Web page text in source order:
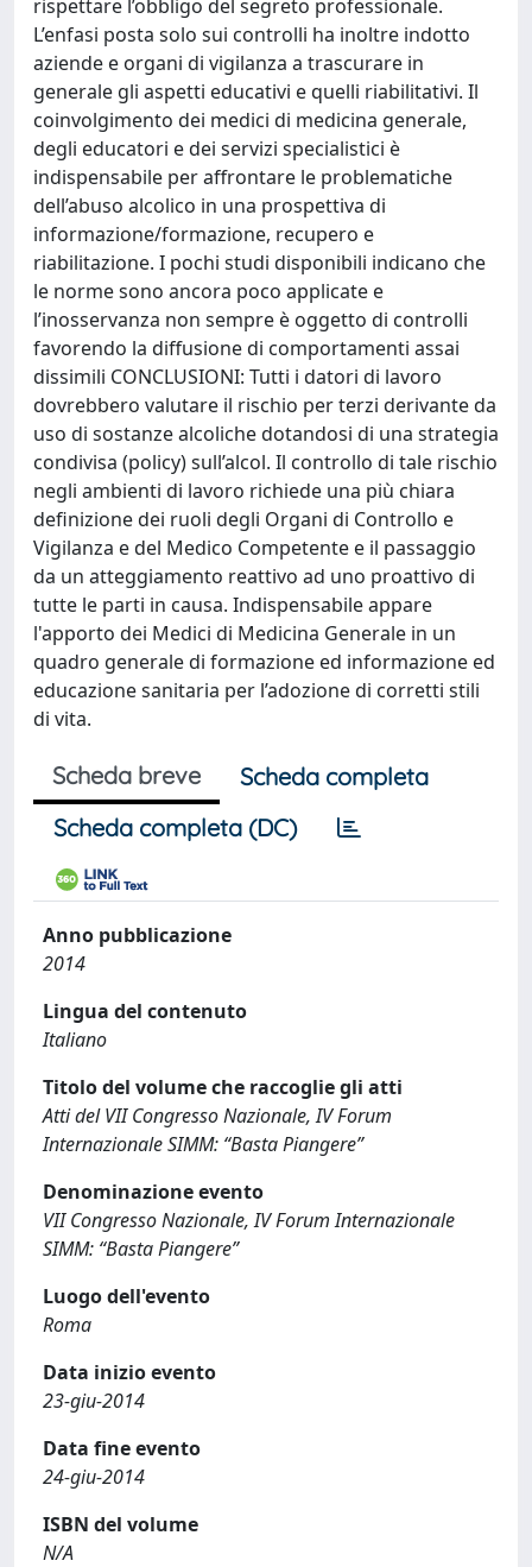
rispettare l’obbligo del segreto professionale.
L’enfasi posta solo sui controlli ha inoltre indotto
aziende e organi di vigilanza a trascurare in
generale gli aspetti educativi e quelli riabilitativi. Il
coinvolgimento dei medici di medicina generale,
degli educatori e dei servizi specialistici è
indispensabile per affrontare le problematiche
dell’abuso alcolico in una prospettiva di
informazione/formazione, recupero e
riabilitazione. I pochi studi disponibili indicano che
le norme sono ancora poco applicate e
l’inosservanza non sempre è oggetto di controlli
favorendo la diffusione di comportamenti assai
dissimili CONCLUSIONI: Tutti i datori di lavoro
dovrebbero valutare il rischio per terzi derivante da
uso di sostanze alcoliche dotandosi di una strategia
condivisa (policy) sull’alcol. Il controllo di tale rischio
negli ambienti di lavoro richiede una più chiara
definizione dei ruoli degli Organi di Controllo e
Vigilanza e del Medico Competente e il passaggio
da un atteggiamento reattivo ad uno proattivo di
tutte le parti in causa. Indispensabile appare
l'apporto dei Medici di Medicina Generale in un
quadro generale di formazione ed informazione ed
educazione sanitaria per l’adozione di corretti stili
di vita.
Scheda breve
Scheda completa
Scheda completa (DC)
Anno pubblicazione
2014
Lingua del contenuto
Italiano
Titolo del volume che raccoglie gli atti
Atti del VII Congresso Nazionale, IV Forum
Internazionale SIMM: “Basta Piangere”
Denominazione evento
VII Congresso Nazionale, IV Forum Internazionale
SIMM: “Basta Piangere”
Luogo dell'evento
Roma
Data inizio evento
23-giu-2014
Data fine evento
24-giu-2014
ISBN del volume
N/A